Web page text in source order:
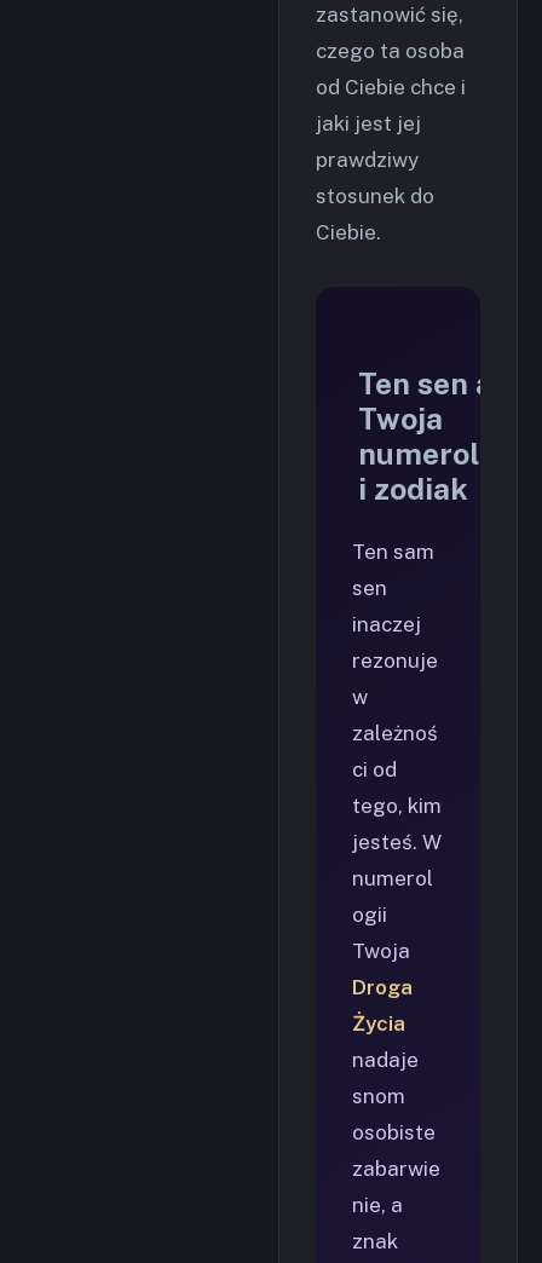
zastanowić się,
czego ta osoba
od Ciebie chce i
jaki jest jej
prawdziwy
stosunek do
Ciebie.
Ten sen a
Twoja
numerologia
i zodiak
Ten sam
sen
inaczej
rezonuje
w
zależnoś
ci od
tego, kim
jesteś. W
numerol
ogii
Twoja
Droga
Życia
nadaje
snom
osobiste
zabarwie
nie, a
znak